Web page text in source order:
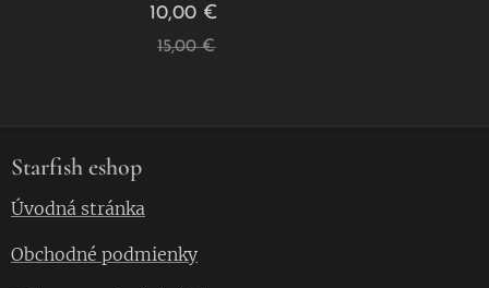
10,00 €
15,00€
Starfish eshop
Úvodná stránka
Obchodné podmienky